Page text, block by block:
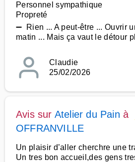
Personnel sympathique
Propreté
➖ Rien ... A peut-être ... Ouvrir
matin ... Mais ça vaut le détour
Claudie
25/02/2026
Avis sur Atelier du Pain à
OFFRANVILLE
Un plaisir d’aller cherchre une
Un tres bon accueil,des gens